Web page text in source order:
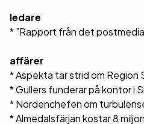
ledare
* ”Rapport från det
affärer
* Aspekta tar strid om Region
* Gullers funderar på kontor i
* Nordenchefen om
* Almedalsfärjan kostar 8